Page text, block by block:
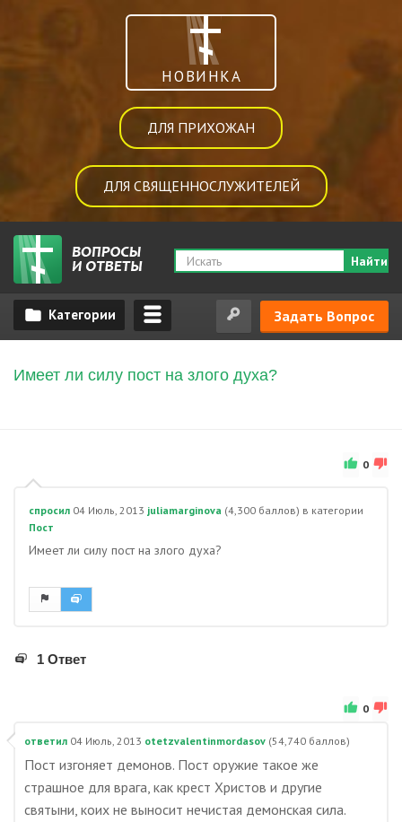
НОВИНКА
ДЛЯ ПРИХОЖАН
ДЛЯ СВЯЩЕННОСЛУЖИТЕЛЕЙ
Найти
Задать Вопрос
Имеет ли силу пост на злого духа?
0
спросил 04 Июль, 2013 juliamarginova (4,300 баллов) в категории
Пост
Имеет ли силу пост на злого духа?
1 Ответ
0
ответил 04 Июль, 2013 otetzvalentinmordasov (54,740 баллов)
Пост изгоняет демонов. Пост оружие такое же
страшное для врага, как крест Христов и другие
святыни, коих не выносит нечистая демонская сила.